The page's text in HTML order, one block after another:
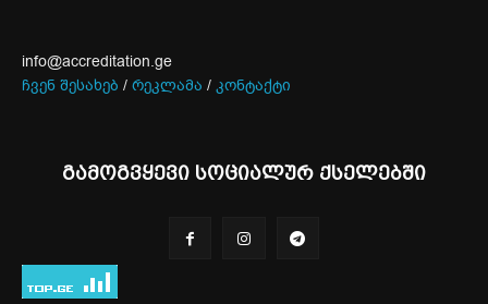
info@accreditation.ge
ჩვენ შესახებ / რეკლამა / კონტაქტი
გამოგვყევი სოციალურ ქსელებში